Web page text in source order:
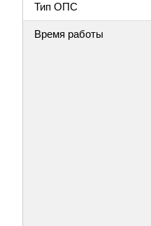
Тип ОПС
Время работы